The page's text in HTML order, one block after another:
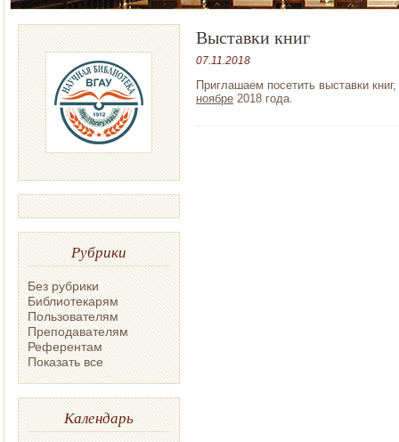
Рубрики
Без рубрики
Библиотекарям
Пользователям
Преподавателям
Референтам
Показать все
Календарь
Выставки книг
07.11.2018
Приглашаем посетить выставки
ноябре 2018 года.